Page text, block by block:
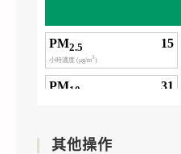
其他操作